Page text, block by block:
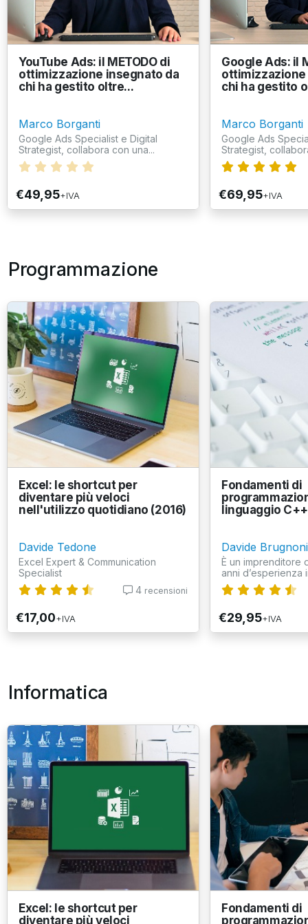
YouTube Ads: il METODO di
ottimizzazione insegnato da
chi ha gestito oltre...
Marco Borganti
Google Ads Specialist e Digital
Strategist, collabora con una...
€49,95+IVA
Google Ads: il
chi ha gestito
Marco Borganti
Google Ads
Strategist,
€69,95+IVA
Programmazione
Excel: le shortcut per
diventare più veloci
nell'utilizzo quotidiano (2016)
Davide Tedone
Excel Expert & Communication
Specialist
4 recensioni
€17,00+IVA
Fondamenti di
linguaggio C++
Davide Brugnoni
È un imprenditore
anni d’esperienza
€29,95+IVA
Informatica
Excel: le shortcut per
diventare più veloci
Fondamenti di